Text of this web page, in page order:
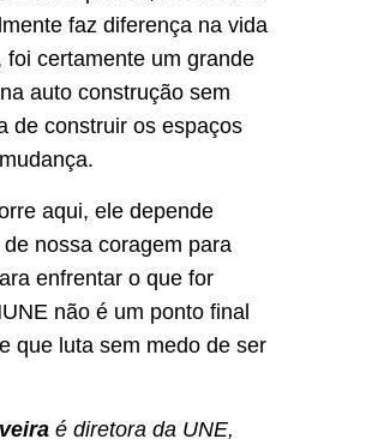
faz diferença na vida
foi certamente um grande
auto construção sem
de construir os espaços
aqui, ele depende
nossa coragem para
enfrentar o que for
não é um ponto final
que luta sem medo de ser
é diretora da UNE,